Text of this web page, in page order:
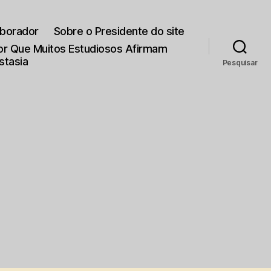
Sobre o Presidente do site
Que Muitos Estudiosos Afirmam
Pesquisar